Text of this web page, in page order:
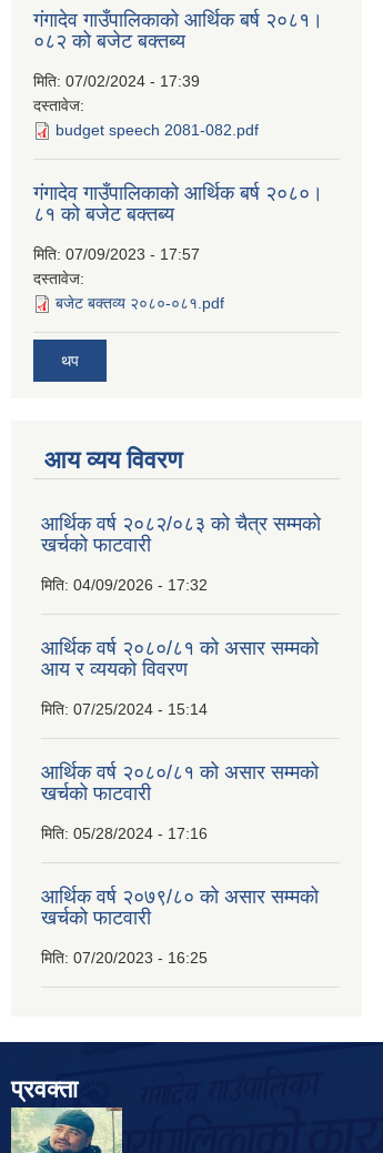
गंगादेव गाउँपालिकाको आर्थिक बर्ष २०८१।
०८२ को बजेट बक्तब्य
मिति: 07/02/2024 - 17:39
दस्तावेज:
budget speech 2081-082.pdf
गंगादेव गाउँपालिकाको आर्थिक बर्ष २०८०।
८१ को बजेट बक्तब्य
मिति: 07/09/2023 - 17:57
दस्तावेज:
बजेट बक्तव्य २०८०-०८१.pdf
थप
आय व्यय विवरण
आर्थिक वर्ष २०८२/०८३ को चैत्र सम्मको
खर्चको फाटवारी
मिति: 04/09/2026 - 17:32
आर्थिक वर्ष २०८०/८१ को असार सम्मको
आय र व्ययको विवरण
मिति: 07/25/2024 - 15:14
आर्थिक वर्ष २०८०/८१ को असार सम्मको
खर्चको फाटवारी
मिति: 05/28/2024 - 17:16
आर्थिक वर्ष २०७९/८० को असार सम्मको
खर्चको फाटवारी
मिति: 07/20/2023 - 16:25
प्रवक्ता